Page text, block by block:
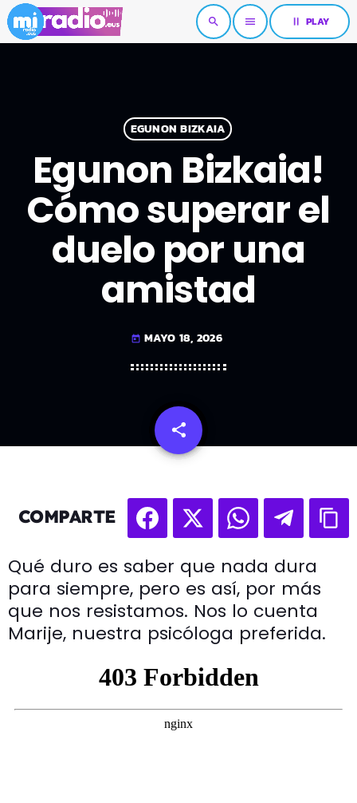
search menu pause PLAY
EGUNON BIZKAIA
Egunon Bizkaia!
Cómo superar el
duelo por una
amistad
today MAYO 18, 2026
share
email
COMPARTE
Qué duro es saber que nada dura
para siempre, pero es así, por más
que nos resistamos. Nos lo cuenta
Marije, nuestra psicóloga preferida.